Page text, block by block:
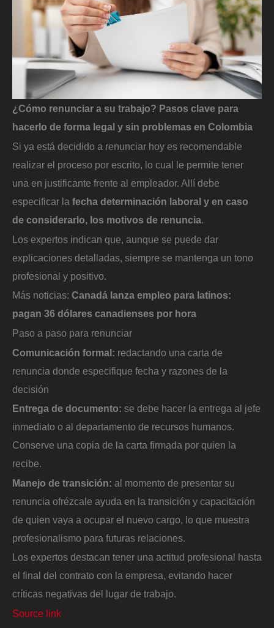
¿Cómo renunciar a su trabajo? Pasos clave para
hacerlo de forma legal y sin problemas en Colombia
Si ya está decidido a renunciar hoy es recomendable
realizar el proceso por escrito, lo cual le permite tener
una en justificante frente al empleador. Allí debe
especificar la fecha determinación laboral y en caso
de considerarlo, los motivos de renuncia.
Los expertos indican que, aunque se puede dar
explicaciones detalladas, siempre se mantenga un tono
profesional y positivo.
Más noticias: Canadá lanza empleo para latinos:
pagan 36 dólares canadienses por hora
Paso a paso para renunciar
Comunicación formal: redactando una carta de
renuncia donde especifique fecha y razones de la
decisión
Entrega de documento: se debe hacer la entrega al jefe
inmediato o al departamento de recursos humanos.
Conserve una copia de la carta firmada por quien la
recibe.
Manejo de transición: al momento de presentar su
renuncia ofrézcale ayuda en la transición y capacitación
de quien vaya a ocupar el nuevo cargo, lo que muestra
profesionalismo para futuras relaciones.
Los expertos destacan tener una actitud profesional hasta
el final del contrato con la empresa, evitando hacer
críticas negativas del lugar de trabajo.
Source link